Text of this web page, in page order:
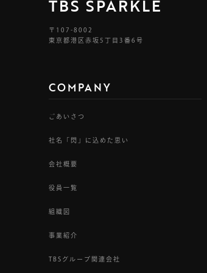
TBS SPARKLE
〒107-8002
東京都港区赤坂5丁目3番6号
COMPANY
ごあいさつ
社名「閃」に込めた思い
会社概要
役員一覧
組織図
事業紹介
TBSグループ関連会社